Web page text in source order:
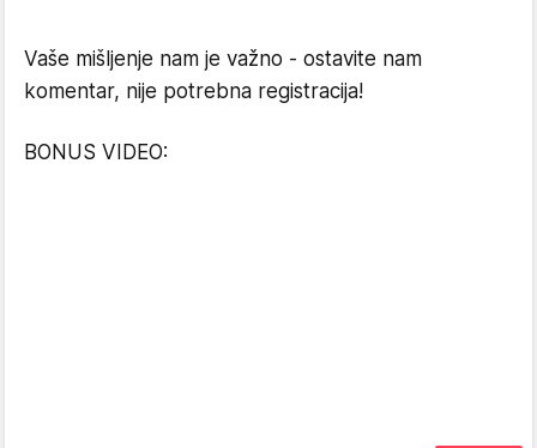
Vaše mišljenje nam je važno - ostavite nam
komentar, nije potrebna registracija!
BONUS VIDEO: